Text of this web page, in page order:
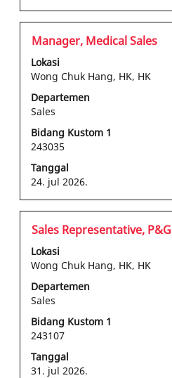
Jabatan
Manager, Medical Sales
Lokasi
Wong Chuk Hang, HK, HK
Departemen
Sales
Bidang Kustom 1
243035
Tanggal
24. jul 2026.
Pilih
dengan
bilah
spasi
untuk
melihat
konten
lengkap
informasi
pekerjaan
Jabatan
Sales Representative, P&G
Lokasi
Wong Chuk Hang, HK, HK
Departemen
Sales
Bidang Kustom 1
243107
Tanggal
31. jul 2026.
Pilih
dengan
bilah
spasi
untuk
melihat
konten
lengkap
informasi
pekerjaan